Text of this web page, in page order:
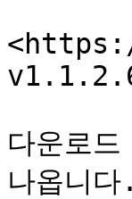
다운로
나옵니다.